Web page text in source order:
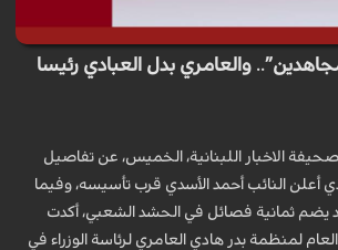
والعامري بدل العبادي رئيسا
الاخبار اللبنانية، الخميس، عن تفاصيل
أعلن النائب أحمد الأسدي قرب تأسيسه، وفيما
يضم ثمانية فصائل في الحشد الشعبي، أكدت
لمنظمة بدر هادي العامري لرئاسة الوزراء في